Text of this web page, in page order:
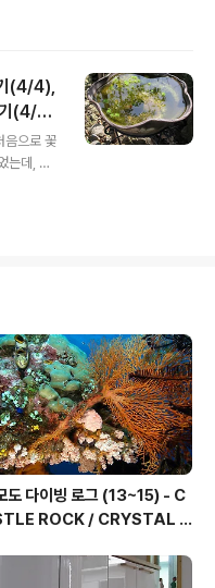
고 가지/
다. (심을
져서 저
씨를 뿌
어서 적
도해 봤
구입해
(4/4),
(4/8)
음으로 꽃
는데, 다
더 수
이 열
이다... ^
경 비료
금귤, 레
려줬다...
도 다이빙 로그 (13~15) - C
ROCK / CRYSTAL R